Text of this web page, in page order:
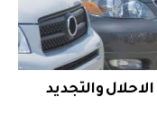
والتجديد